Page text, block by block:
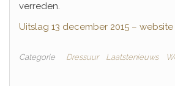
verreden.
Uitslag 13 december 2015 – website
Categorie Dressuur Laatstenieuws